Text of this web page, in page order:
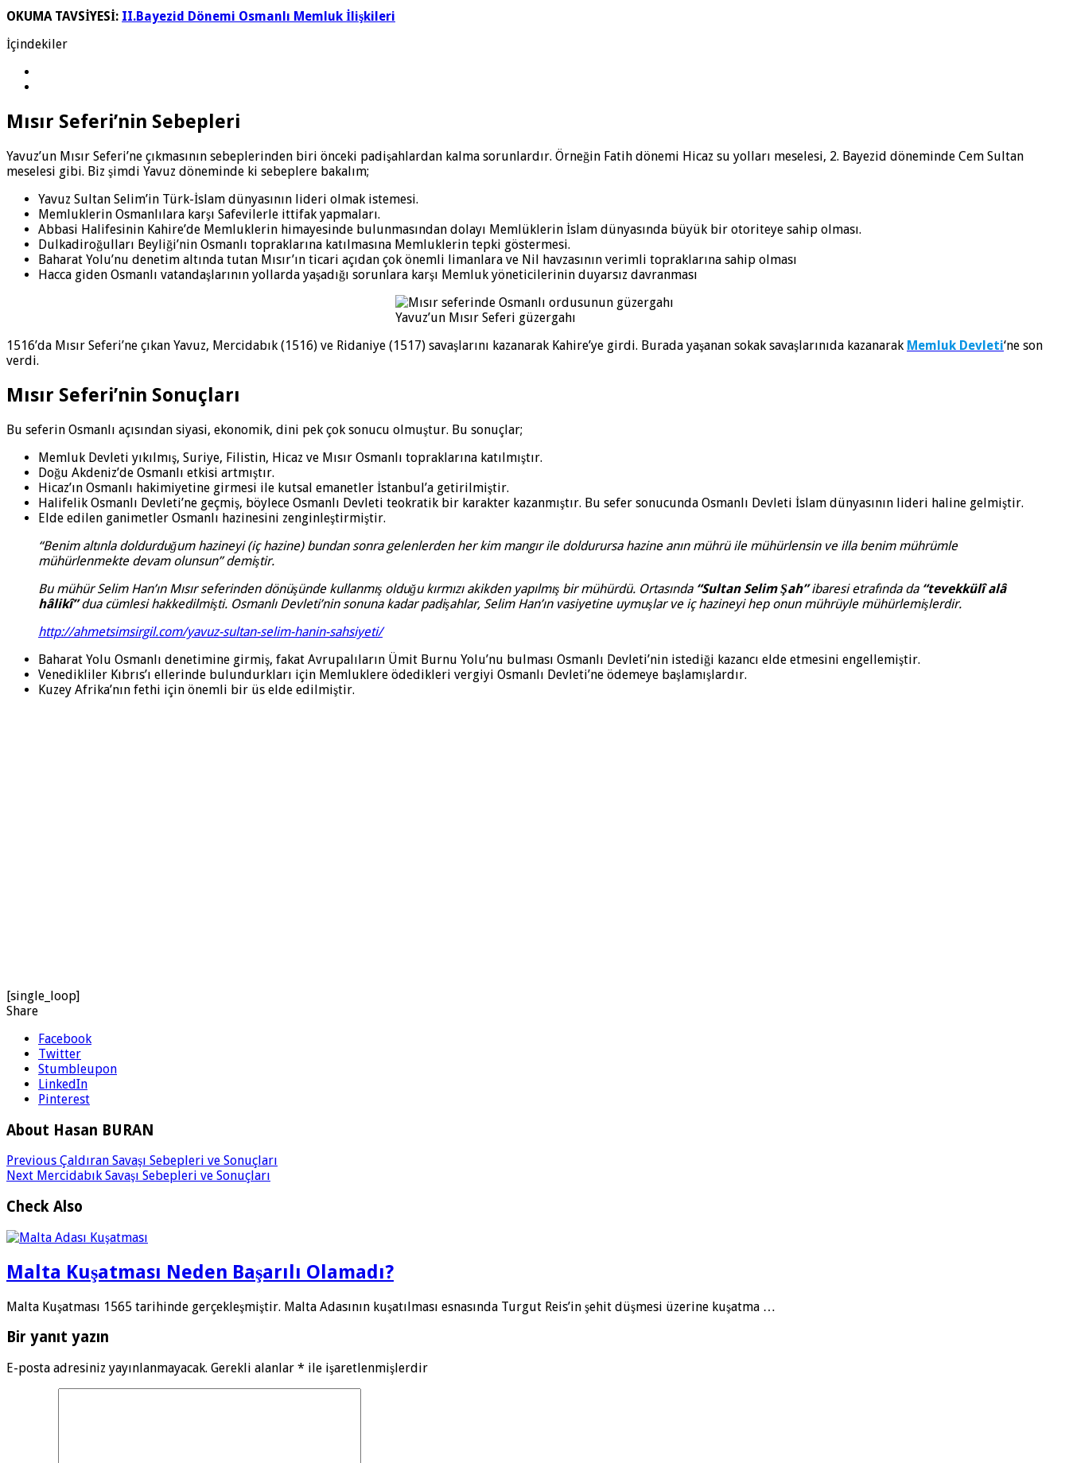
OKUMA TAVSİYESİ: II.Bayezid Dönemi Osmanlı Memluk İlişkileri
İçindekiler
Mısır Seferi’nin Sebepleri
Yavuz’un Mısır Seferi’ne çıkmasının sebeplerinden biri önceki padişahlardan kalma sorunlardır. Örneğin Fatih dönemi Hicaz su yolları meselesi, 2. Bayezid döneminde Cem Sultan
meselesi gibi. Biz şimdi Yavuz döneminde ki sebeplere bakalım;
Yavuz Sultan Selim’in Türk-İslam dünyasının lideri olmak istemesi.
Memluklerin Osmanlılara karşı Safevilerle ittifak yapmaları.
Abbasi Halifesinin Kahire’de Memluklerin himayesinde bulunmasından dolayı Memlüklerin İslam dünyasında büyük bir otoriteye sahip olması.
Dulkadiroğulları Beyliği’nin Osmanlı topraklarına katılmasına Memluklerin tepki göstermesi.
Baharat Yolu’nu denetim altında tutan Mısır’ın ticari açıdan çok önemli limanlara ve Nil havzasının verimli topraklarına sahip olması
Hacca giden Osmanlı vatandaşlarının yollarda yaşadığı sorunlara karşı Memluk yöneticilerinin duyarsız davranması
Yavuz’un Mısır Seferi güzergahı
1516’da Mısır Seferi’ne çıkan Yavuz, Mercidabık (1516) ve Ridaniye (1517) savaşlarını kazanarak Kahire’ye girdi. Burada yaşanan sokak savaşlarınıda kazanarak Memluk Devleti‘ne son
verdi.
Mısır Seferi’nin Sonuçları
Bu seferin Osmanlı açısından siyasi, ekonomik, dini pek çok sonucu olmuştur. Bu sonuçlar;
Memluk Devleti yıkılmış, Suriye, Filistin, Hicaz ve Mısır Osmanlı topraklarına katılmıştır.
Doğu Akdeniz’de Osmanlı etkisi artmıştır.
Hicaz’ın Osmanlı hakimiyetine girmesi ile kutsal emanetler İstanbul’a getirilmiştir.
Halifelik Osmanlı Devleti’ne geçmiş, böylece Osmanlı Devleti teokratik bir karakter kazanmıştır. Bu sefer sonucunda Osmanlı Devleti İslam dünyasının lideri haline gelmiştir.
Elde edilen ganimetler Osmanlı hazinesini zenginleştirmiştir.
“Benim altınla doldurduğum hazineyi (iç hazine) bundan sonra gelenlerden her kim mangır ile doldurursa hazine anın mührü ile mühürlensin ve illa benim mührümle
mühürlenmekte devam olunsun” demiştir.
Bu mühür Selim Han’ın Mısır seferinden dönüşünde kullanmış olduğu kırmızı akikden yapılmış bir mühürdü. Ortasında “Sultan Selim Şah”ibaresi etrafında da “tevekkülî alâ
hâlikî”dua cümlesi hakkedilmişti. Osmanlı Devleti’nin sonuna kadar padişahlar, Selim Han’ın vasiyetine uymuşlar ve iç hazineyi hep onun mührüyle mühürlemişlerdir.
http://ahmetsimsirgil.com/yavuz-sultan-selim-hanin-sahsiyeti/
Baharat Yolu Osmanlı denetimine girmiş, fakat Avrupalıların Ümit Burnu Yolu’nu bulması Osmanlı Devleti’nin istediği kazancı elde etmesini engellemiştir.
Venedikliler Kıbrıs’ı ellerinde bulundurkları için Memluklere ödedikleri vergiyi Osmanlı Devleti’ne ödemeye başlamışlardır.
Kuzey Afrika’nın fethi için önemli bir üs elde edilmiştir.
[single_loop]
Share
Facebook
Twitter
Stumbleupon
LinkedIn
Pinterest
About Hasan BURAN
Previous Çaldıran Savaşı Sebepleri ve Sonuçları
Next Mercidabık Savaşı Sebepleri ve Sonuçları
Check Also
Malta Kuşatması Neden Başarılı Olamadı?
Malta Kuşatması 1565 tarihinde gerçekleşmiştir. Malta Adasının kuşatılması esnasında Turgut Reis’in şehit düşmesi üzerine kuşatma …
Bir yanıt yazın
E-posta adresiniz yayınlanmayacak. Gerekli alanlar * ile işaretlenmişlerdir